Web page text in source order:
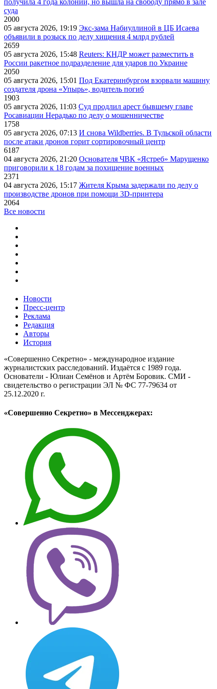
получила 4 года колонии, но вышла на свободу прямо в зале
суда
2000
05 августа 2026, 19:19 Экс-зама Набиуллиной в ЦБ Исаева
объявили в розыск по делу хищения 4 млрд рублей
2659
05 августа 2026, 15:48 Reuters: КНДР может разместить в
России ракетное подразделение для ударов по Украине
2050
05 августа 2026, 15:01 Под Екатеринбургом взорвали машину
создателя дрона «Упырь», водитель погиб
1903
05 августа 2026, 11:03 Суд продлил арест бывшему главе
Росавиации Нерадько по делу о мошенничестве
1758
05 августа 2026, 07:13 И снова Wildberries. В Тульской области
после атаки дронов горит сортировочный центр
6187
04 августа 2026, 21:20 Основателя ЧВК «Ястреб» Марущенко
приговорили к 18 годам за похищение военных
2371
04 августа 2026, 15:17 Жителя Крыма задержали по делу о
производстве дронов при помощи 3D‑принтера
2064
Все новости
Новости
Пресс-центр
Реклама
Редакция
Авторы
История
«Совершенно Секретно» - международное издание
журналистских расследований. Издаётся с 1989 года.
Основатели - Юлиан Семёнов и Артём Боровик. CМИ -
свидетельство о регистрации ЭЛ № ФС 77-79634 от
25.12.2020 г.
«Совершенно Секретно» в Мессенджерах: